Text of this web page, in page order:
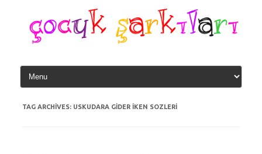
content
TAG ARCHIVES: USKUDARA GIDER IKEN SOZLERI